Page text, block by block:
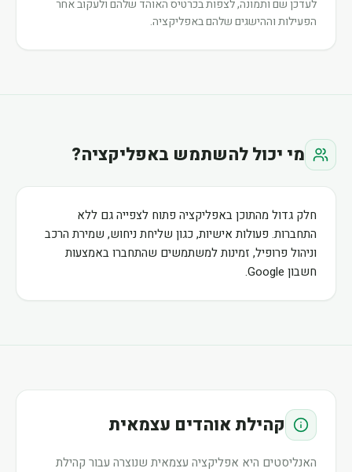
לעדכן שם ותמונה, לצפות בכרטיס האוהד שלהם ולעקוב אחר
הפעילות וההישגים שלהם באפליקציה.
מי יכול להשתמש באפליקציה?
חלק גדול מהתוכן באפליקציה פתוח לצפייה גם ללא
התחברות. פעולות אישיות, כגון שליחת ניחוש, שמירת הרכב
וניהול פרופיל, זמינות למשתמשים שהתחברו באמצעות
חשבון Google.
קהילת אוהדים עצמאית
האנליסטים היא אפליקציה עצמאית שנוצרה עבור קהילת